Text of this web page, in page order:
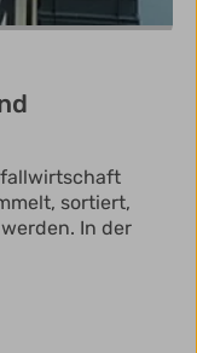
sortiert,
In der